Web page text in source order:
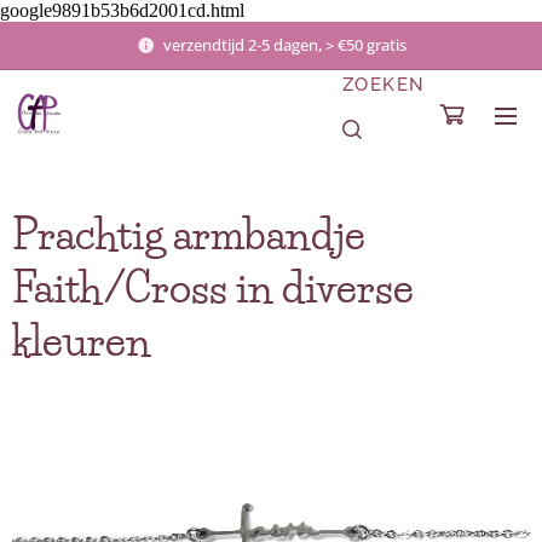
google9891b53b6d2001cd.html
verzendtijd 2-5 dagen, > €50 gratis
ZOEKEN
Prachtig armbandje
Faith/Cross in diverse
kleuren